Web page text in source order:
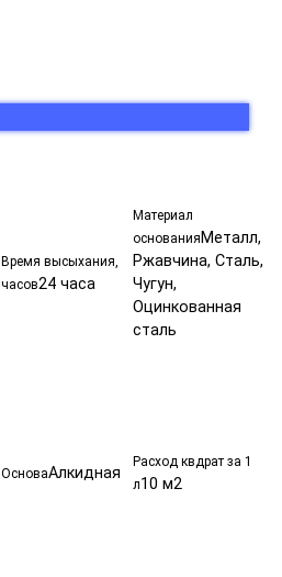
Время высыхания,
часов24 часа
Материал
основания Металл,
Ржавчина, Сталь,
Чугун,
Оцинкованная
сталь
ОсноваАлкидная
Расход квдрат за 1
л10 м2